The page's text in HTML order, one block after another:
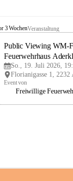
3 WochenVeranstaltung
Public Viewing WM-
Feuerwehrhaus
So., 19. Juli 2026,
Event von
Freiwillige